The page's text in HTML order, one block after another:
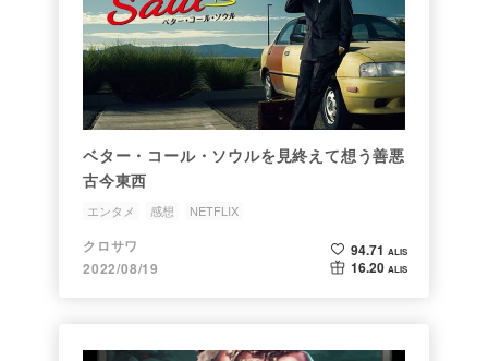
ベター・コール・ソウルを見終えて想う善悪
古今東西
エンタメ 感想 NETFLIX
クロサワ
2022/08/19
94.71 ALIS
16.20 ALIS